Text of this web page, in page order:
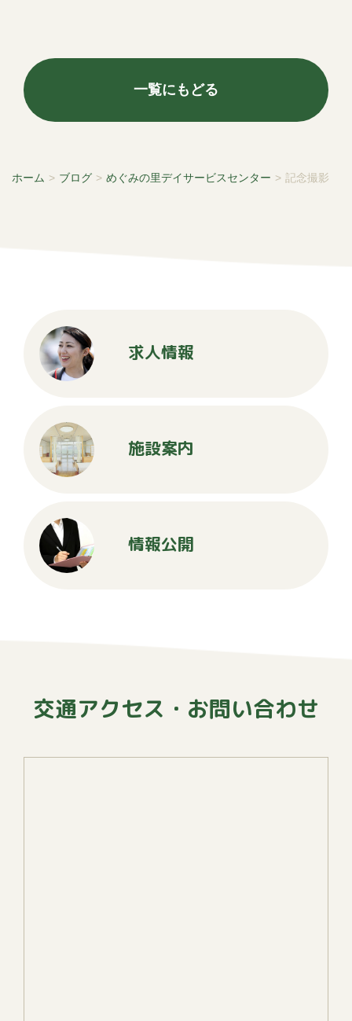
一覧にもどる
ホーム > ブログ > めぐみの里デイサービスセンター > 記念撮影
求人情報
施設案内
情報公開
交通アクセス・お問い合わせ